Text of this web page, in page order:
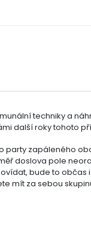
techniky a
další roky tohoto
party zapáleného
doslova pole
bude to občas
mít za sebou